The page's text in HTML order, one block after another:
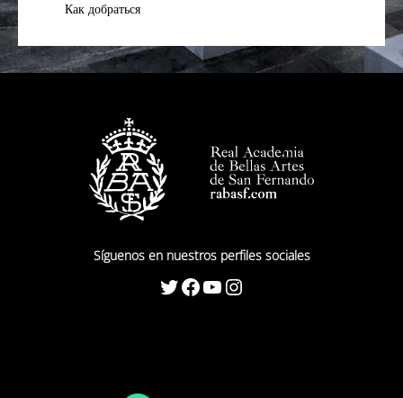
Как добраться
Síguenos en nuestros perfiles sociales
Twitter Facebook YouTube Instagram